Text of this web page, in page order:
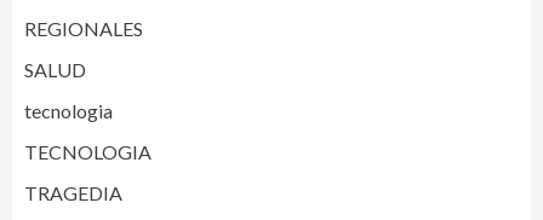
REGIONALES
SALUD
tecnologia
TECNOLOGIA
TRAGEDIA